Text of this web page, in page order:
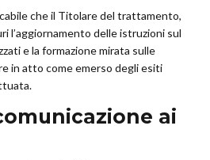
che il Titolare del trattamento,
l’aggiornamento delle istruzioni sul
e la formazione mirata sulle
in atto come emerso degli esiti
ai